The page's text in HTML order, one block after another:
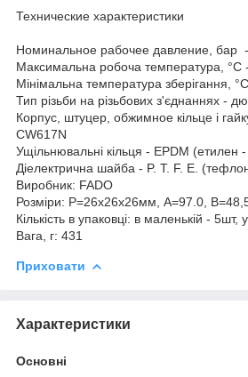
Технические характеристики
Номинальное рабочее давление, бар
Максимальна робоча температура, °С
Мінімальна температура зберігання,
Тип різьби на різьбових з'єднаннях -
Корпус, штуцер, обжимное кільце і
CW617N
Ущільнювальні кільця - EPDM (етилен
Діелектрична шайба - P. T. F. E.
Виробник: FADO
Розміри: Р=26х26х26мм, А=97.0,
Кількість в упаковці: в маленькій - 5шт,
Вага, г: 431
Приховати
Характеристики
Основні